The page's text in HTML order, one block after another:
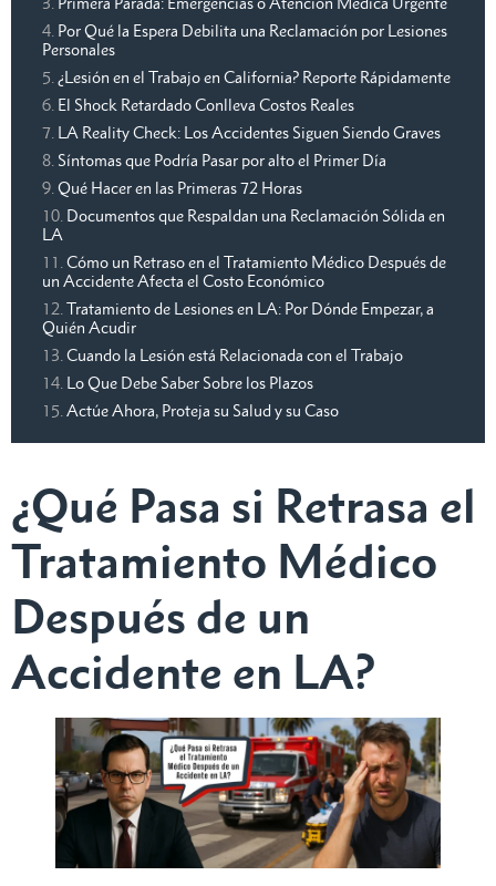
Por Qué la Espera Debilita una Reclamación por Lesiones
Personales
¿Lesión en el Trabajo en California? Reporte Rápidamente
El Shock Retardado Conlleva Costos Reales
LA Reality Check: Los Accidentes Siguen Siendo Graves
Síntomas que Podría Pasar por alto el Primer Día
Qué Hacer en las Primeras 72 Horas
Documentos que Respaldan una Reclamación Sólida en
LA
Cómo un Retraso en el Tratamiento Médico Después de
un Accidente Afecta el Costo Económico
Tratamiento de Lesiones en LA: Por Dónde Empezar, a
Quién Acudir
Cuando la Lesión está Relacionada con el Trabajo
Lo Que Debe Saber Sobre los Plazos
Actúe Ahora, Proteja su Salud y su Caso
¿Qué Pasa si Retrasa el
Tratamiento Médico
Después de un
Accidente en LA?